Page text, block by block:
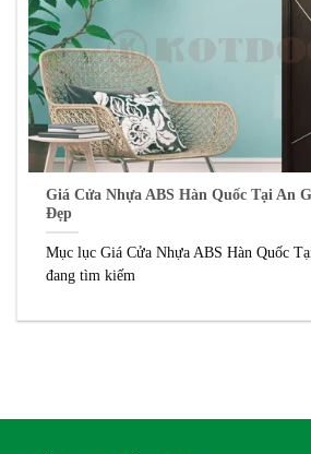
Giá Cửa Nhựa ABS Hàn Quốc Tại An
Đẹp
Mục lục Giá Cửa Nhựa ABS Hàn Quốc
đang tìm kiếm